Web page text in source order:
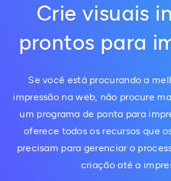
Crie visuais
prontos para
Se você está procurando a
impressão na web, não procure
um programa de ponta para
oferece todos os recursos que
precisam para gerenciar o
criação até a